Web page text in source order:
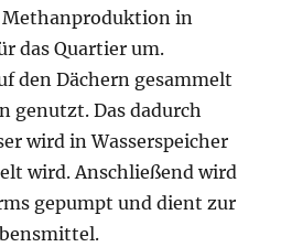
Methanproduktion in
das Quartier um.
den Dächern gesammelt
genutzt. Das dadurch
wird in Wasserspeicher
wird. Anschließend wird
gepumpt und dient zur